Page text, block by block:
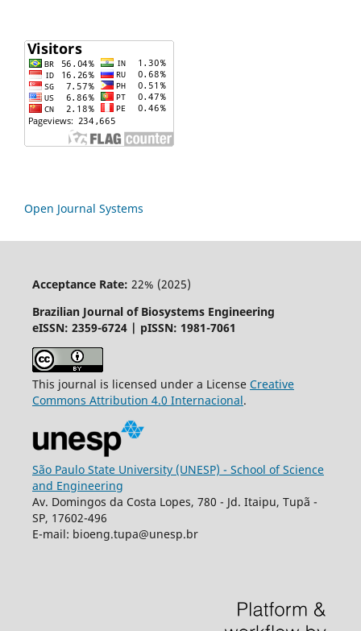
Open Journal Systems
Acceptance Rate: 22% (2025)
Brazilian Journal of Biosystems Engineering
eISSN: 2359-6724 | pISSN: 1981-7061
This journal is licensed under a License Creative
Commons Attribution 4.0 Internacional.
São Paulo State University (UNESP) - School of Science
and Engineering
Av. Domingos da Costa Lopes, 780 - Jd. Itaipu, Tupã -
SP, 17602-496
E-mail: bioeng.tupa@unesp.br